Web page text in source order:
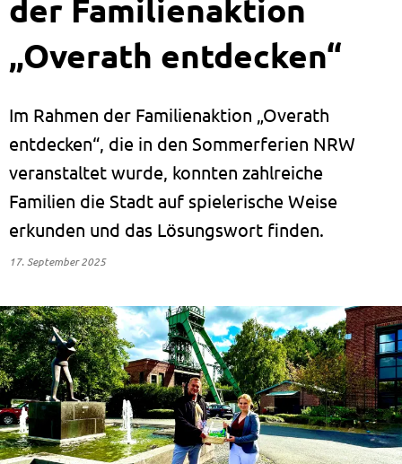
der Familienaktion
„Overath entdecken“
Im Rahmen der Familienaktion „Overath
entdecken“, die in den Sommerferien NRW
veranstaltet wurde, konnten zahlreiche
Familien die Stadt auf spielerische Weise
erkunden und das Lösungswort finden.
17. September 2025